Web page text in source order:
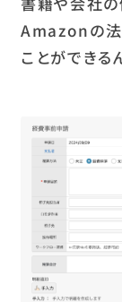
Amazonの法
ことができる